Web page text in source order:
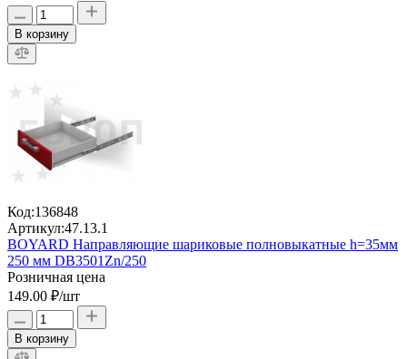
В корзину
Код:136848
Артикул:47.13.1
BOYARD Направляющие шариковые полновыкатные h=35мм
250 мм DB3501Zn/250
Розничная цена
149.00 ₽/шт
В корзину